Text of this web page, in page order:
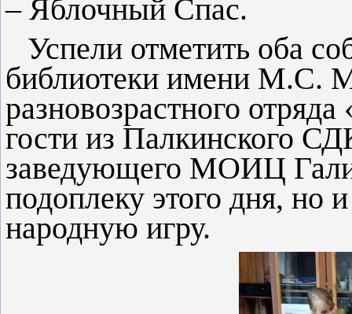
– Яблочный Спас.
Успели отметить оба
библиотеки имени М.С.
разновозрастного
гости из Палкинского
заведующего МОИЦ
подоплеку этого дня, но
народную игру.